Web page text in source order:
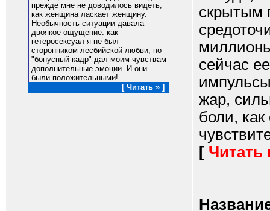
прежде мне не доводилось видеть,
как женщина ласкает женщину.
Необычность ситуации давала
двоякое ощущение: как
гетеросексуал я не был
сторонником лесбийской любви, но
"бонусный кадр" дал моим чувствам
дополнительные эмоции. И они
были положительными!
[ Читать » ]
скрытым
сейчас
жар,
боли,
[ Читать